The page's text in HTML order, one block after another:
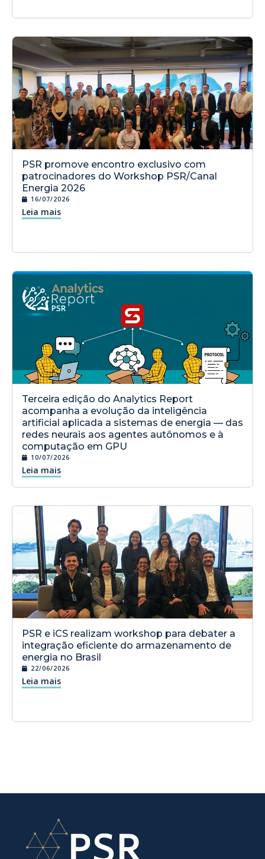
PSR promove encontro exclusivo com
patrocinadores do Workshop PSR/Canal
Energia 2026
16/07/2026
Leia mais
Terceira edição do Analytics Report
acompanha a evolução da inteligência
artificial aplicada a sistemas de energia — das
redes neurais aos agentes autônomos e à
computação em GPU
10/07/2026
Leia mais
PSR e iCS realizam workshop para debater a
integração eficiente do armazenamento de
energia no Brasil
22/06/2026
Leia mais